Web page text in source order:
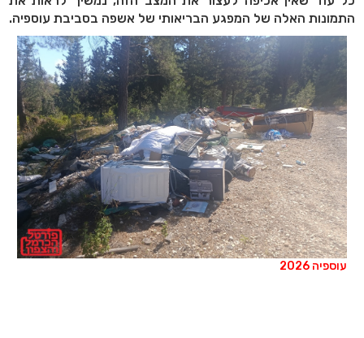
התמונות האלה של המפגע הבריאותי של אשפה בסביבת עוספיה.
עוספיה 2026